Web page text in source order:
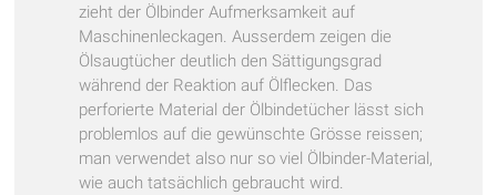
zieht der Ölbinder Aufmerksamkeit auf
Maschinenleckagen. Ausserdem zeigen die
Ölsaugtücher deutlich den Sättigungsgrad
während der Reaktion auf Ölflecken. Das
perforierte Material der Ölbindetücher lässt sich
problemlos auf die gewünschte Grösse reissen;
man verwendet also nur so viel Ölbinder-Material,
wie auch tatsächlich gebraucht wird.